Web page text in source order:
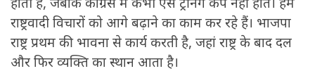
राष्ट्रवादी विचारों को आगे बढ़ाने का काम कर रहे हैं। भाजपा
राष्ट्र प्रथम की भावना से कार्य करती है, जहां राष्ट्र के बाद दल
और फिर व्यक्ति का स्थान आता है।